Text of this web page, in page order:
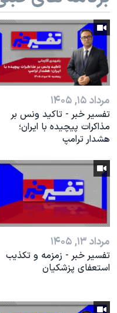
نرگس محمدی برنده جایزه
همایش محافظه‌کاران
صفحه‌های ویژه
سفر پرزیدنت ترامپ به
مرداد ۱۵, ۱۴۰۵
تفسیر خبر - تاکید ونس بر
مذاکرات پیچیده با ایران؛
هشدار ترامپ
مرداد ۱۳, ۱۴۰۵
تفسیر خبر - زمزمه و تکذیب
استعفای پزشکیان